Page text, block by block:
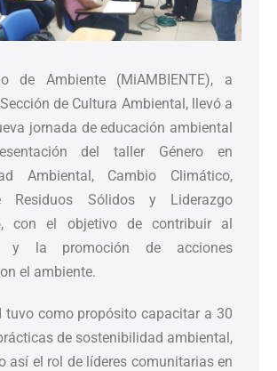
de Ambiente (MiAMBIENTE), a
de Cultura Ambiental, llevó a
jornada de educación ambiental
del taller Género en
Ambiental, Cambio Climático,
Residuos Sólidos y Liderazgo
con el objetivo de contribuir al
y la promoción de acciones
el ambiente.
tuvo como propósito capacitar a 30
de sostenibilidad ambiental,
así el rol de líderes comunitarias en